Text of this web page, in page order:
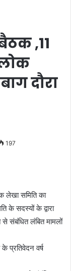
,11
दौरा
197
लेखा समिति का
के सदस्यों के द्वारा
से संबंधित लंबित मामलों
प्रतिवेदन वर्ष